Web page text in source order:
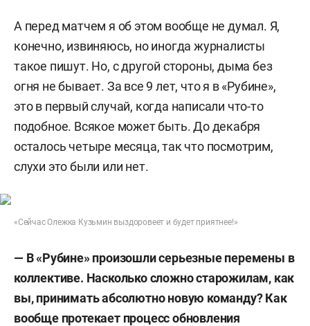
А перед матчем я об этом вообще не думал. Я,
конечно, извиняюсь, но иногда журналисты
такое пишут. Но, с другой стороны, дыма без
огня не бывает. За все 9 лет, что я в «Рубине»,
это в первый случай, когда написали что-то
подобное. Всякое может быть. До декабря
осталось четыре месяца, так что посмотрим,
слухи это были или нет.
«Сейчас Олежка Кузьмин выздоровеет и будет приятнее!»
— В «Рубине» произошли серьезные перемены в
коллективе. Насколько сложно старожилам, как
вы, принимать абсолютно новую команду? Как
вообще протекает процесс обновления